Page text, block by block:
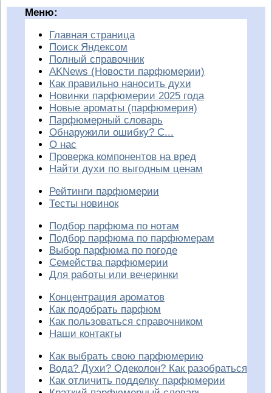
Меню:
Главная страница
Поиск Яндексом
Полный справочник
AKNews (Новости парфюмерии)
Как правильно наносить духи
Новинки парфюмерии 2025 года
Новые ароматы (парфюмерия)
Парфюмерный словарь
Обнаружили ошибку? С...
О нас
Проверка компонентов на вред
Найти духи по выгодным ценам
Рейтинги парфюмерии
Тесты новинок
Подбор парфюма по нотам
Подбор парфюма по парфюмерам
Выбор парфюма по погоде
Семейства парфюмерии
Для работы или вечеринки
Концентрация ароматов
Как подобрать парфюм
Как пользоваться справочником
Наши контакты
Как выбрать свою парфюмерию
Вода? Духи? Одеколон? Как разобраться
Как отличить подделку парфюмерии